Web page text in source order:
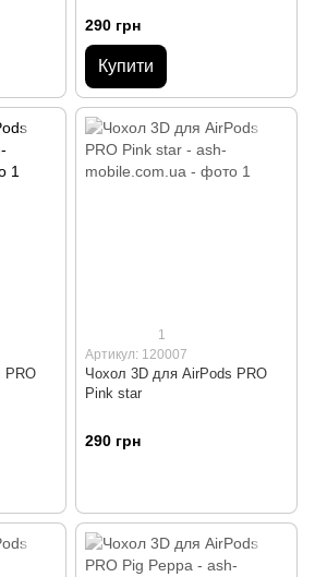
290 грн
Купити
PRO
1
Артикул: 120007
Чохол 3D для AirPods PRO
Pink star
290 грн